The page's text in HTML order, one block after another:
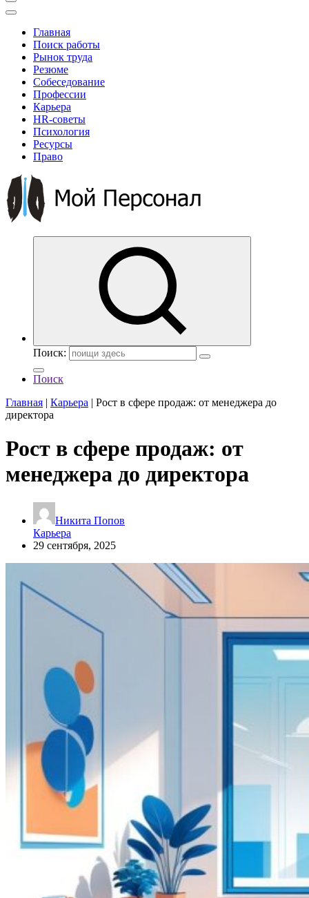
Главная
Поиск работы
Рынок труда
Резюме
Собеседование
Профессии
Карьера
HR-советы
Психология
Ресурсы
Право
Поиск:
Поиск
Главная | Карьера | Рост в сфере продаж: от менеджера до
директора
Рост в сфере продаж: от
менеджера до директора
Никита Попов
Карьера
29 сентября, 2025